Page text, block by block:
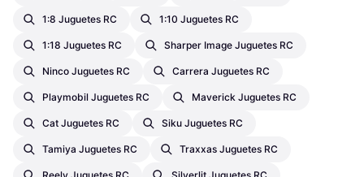
1:8 Juguetes RC 1:10 Juguetes RC
1:18 Juguetes RC Sharper Image Juguetes RC
Ninco Juguetes RC Carrera Juguetes RC
Playmobil Juguetes RC Maverick Juguetes RC
Cat Juguetes RC Siku Juguetes RC
Tamiya Juguetes RC Traxxas Juguetes RC